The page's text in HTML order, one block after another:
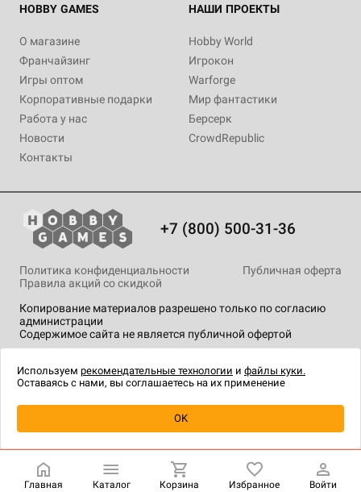
HOBBY GAMES
О магазине
Франчайзинг
Игры оптом
Корпоративные подарки
Работа у нас
Новости
Контакты
НАШИ ПРОЕКТЫ
Hobby World
Игрокон
Warforge
Мир фантастики
Берсерк
CrowdRepublic
+7 (800) 500-31-36
Копирование материалов разрешено только по согласию
администрации
Содержимое сайта не является публичной офертой
Политика конфиденциальности
Публичная оферта
Правила акций со скидкой
технологии.
Главная Каталог Корзина Избранное Войти
Используем рекомендательные технологии и файлы куки.
Оставаясь с нами, вы соглашаетесь на их применение
OK